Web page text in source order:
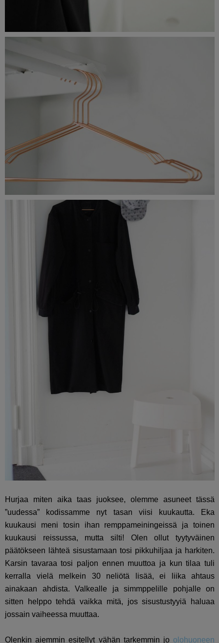
Hurjaa miten aika taas juoksee, olemme asuneet tässä
”uudessa” kodissamme nyt tasan viisi kuukautta. Eka
kuukausi meni tosin ihan remppameiningeissä ja toinen
kuukausi reissussa, mutta silti! Olen ollut tyytyväinen
päätökseen lähteä sisustamaan tosi pikkuhiljaa ja harkiten.
Karsin tavaraa tosi paljon ennen muuttoa ja kun tilaa tuli
kerralla vielä melkein 30 neliötä lisää, ei liika ahtaus
ainakaan ahdista. Valkealle ja simmppelille pohjalle on
sitten helppo tehdä vaikka mitä, jos sisustustyyiä haluaa
jossain vaiheessa muuttaa.
Olenkin aiemmin esitellyt vähän tarkemmin jo olohuoneen